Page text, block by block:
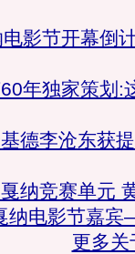
影节开幕倒
年独家策划:
德李沧东获
纳竞赛单元
纳电影节嘉
更多